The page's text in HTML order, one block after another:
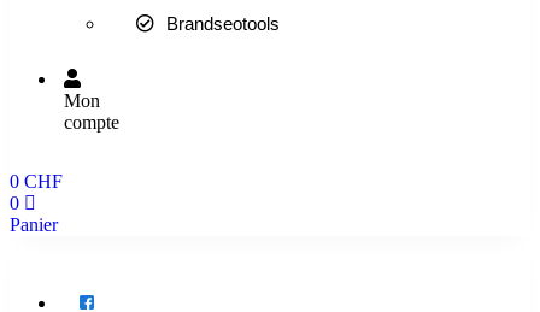
Brandseotools
Mon
compte
0 CHF
0
Panier